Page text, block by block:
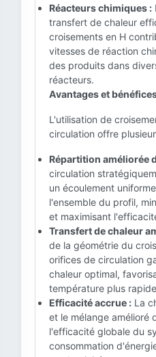
Réacteurs chimiques :
transfert de chaleur
croisements en H
vitesses de réaction
des produits dans
réacteurs.
Avantages et
L'utilisation de
circulation offre
Répartition améliorée
circulation
un écoulement
l'ensemble du profil,
et maximisant
Transfert de chaleur
de la géométrie du
orifices de circulation
chaleur optimal,
température plus
Efficacité accrue : La
et le mélange amélioré
l'efficacité globale du
consommation